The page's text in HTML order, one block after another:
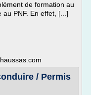
de formation au
PNF. En effet, [...]
/ Permis